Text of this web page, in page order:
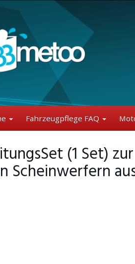
Fahrzeugpflege FAQ
(1 Set)